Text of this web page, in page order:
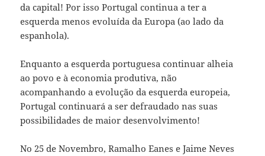
da capital! Por isso Portugal continua a ter a
esquerda menos evoluída da Europa (ao lado da
espanhola).
Enquanto a esquerda portuguesa continuar alheia
ao povo e à economia produtiva, não
acompanhando a evolução da esquerda europeia,
Portugal continuará a ser defraudado nas suas
possibilidades de maior desenvolvimento!
No 25 de Novembro, Ramalho Eanes e Jaime Neves